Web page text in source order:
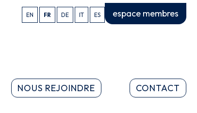
EN FR DE IT ES espace membres
NOUS REJOINDRE CONTACT